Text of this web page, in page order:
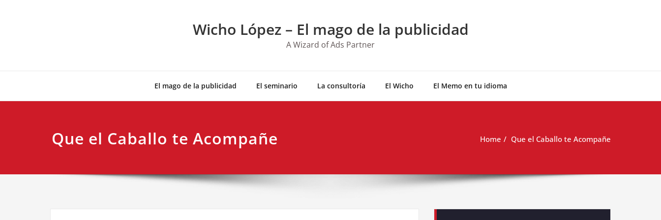
Wicho López – El mago de la publicidad
A Wizard of Ads Partner
El mago de la publicidad El seminario La consultoría El Wicho El Memo en tu idioma
Que el Caballo te Acompañe Home Que el Caballo te Acompañe